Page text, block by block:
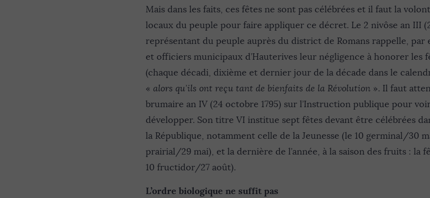
Mais dans les faits, ces fêtes ne sont pas célébrées et il faut la
locaux du peuple pour faire appliquer ce décret. Le 2 nivôse an III
représentant du peuple auprès du district de Romans rappelle, par
et officiers municipaux d’Hauterives leur négligence à honorer les
(chaque décadi, dixième et dernier jour de la décade dans le
« alors qu’ils ont reçu tant de bienfaits de la Révolution». Il faut
brumaire an IV (24 octobre 1795) sur l’Instruction publique pour
développer. Son titre VI institue sept fêtes devant être célébrées
la République, notamment celle de la Jeunesse (le 10 germinal/30
prairial/29 mai), et la dernière de l’année, à la saison des fruits : la
10 fructidor/27 août).
L’ordre biologique ne suffit pas